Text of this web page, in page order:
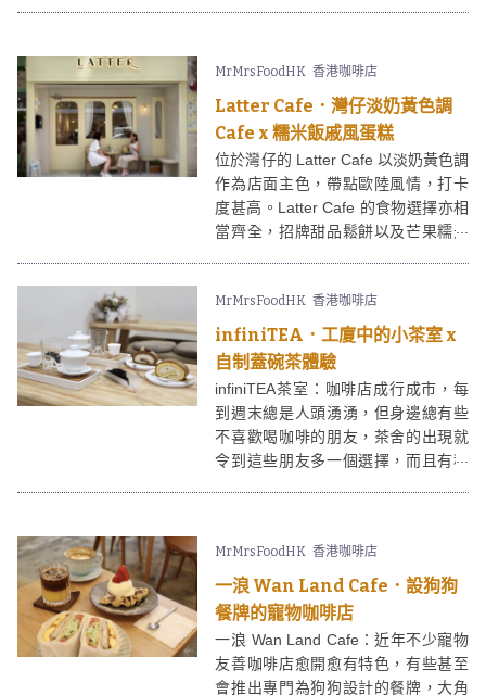
外供應輕食例如貝果、蛋糕等，當中
會不時與本地甜品店合作推出期間限
定甜品，例如近期便有由人氣網店
「月舍」製成的玫瑰紅茶戚風蛋糕！
MrMrsFoodHK 香港咖啡店
Latter Cafe．灣仔淡奶黃色調
Cafe x 糯米飯戚風蛋糕
位於灣仔的 Latter Cafe 以淡奶黃色調
作為店面主色，帶點歐陸風情，打卡
度甚高。Latter Cafe 的食物選擇亦相
當齊全，招牌甜品鬆餅以及芒果糯米
MrMrsFoodHK 香港咖啡店
infiniTEA．工廈中的小茶室 x
自制蓋碗茶體驗
infiniTEA茶室：咖啡店成行成市，每
到週末總是人頭湧湧，但身邊總有些
不喜歡喝咖啡的朋友，茶舍的出現就
令到這些朋友多一個選擇，而且有種
的店主希望藉此空間提供蓋碗茶藝體
驗，茶室同時供應少量茶點、蛋糕，
有興趣的朋友不妨預約吧。
MrMrsFoodHK 香港咖啡店
一浪 Wan Land Cafe．設狗狗
餐牌的寵物咖啡店
一浪 Wan Land Cafe：近年不少寵物
友善咖啡店愈開愈有特色，有些甚至
會推出專門為狗狗設計的餐牌，大角